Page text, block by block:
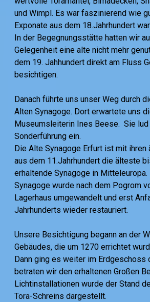
und Wimpl. Es war faszinierend wie
Exponate aus dem 18.Jahrhundert
In der Begegnungsstätte hatten wir
Gelegenheit eine alte nicht mehr
dem 19. Jahhundert direkt am Fluss
besichtigen.
Danach führte uns unser Weg durch
Alten Synagoge. Dort erwartete uns
Museumsleiterin Ines Beese. Sie lud
Sonderführung ein.
Die Alte Synagoge Erfurt ist mit ihren
aus dem 11.Jahrhundert die älteste
erhaltende Synagoge in
Synagoge wurde nach dem Pogrom
Lagerhaus umgewandelt und erst
Jahrhunderts wieder restauriert.
Unsere Besichtigung begann an der
Gebäudes, die um 1270 errichtet
Dann ging es weiter im Erdgeschoss
betraten wir den erhaltenen Großen
Lichtinstallationen wurde der Stand
Tora-Schreins dargestellt.